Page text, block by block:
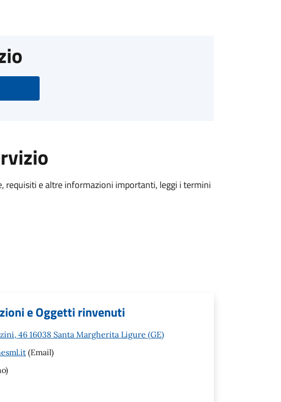
requisiti e altre informazioni importanti, leggi i termini
e Oggetti rinvenuti
46 16038 Santa Margherita Ligure (GE)
(Email)